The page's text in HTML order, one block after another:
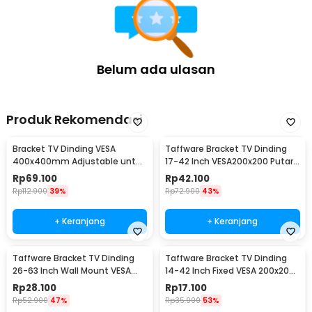
Belum ada ulasan
Produk Rekomendasi
Bracket TV Dinding VESA
400x400mm Adjustable untuk
TV LED 26-63 Inch - KT02
Rp69.100
Rp112.900 39%
+ Keranjang
Taffware Bracket TV Dinding
17-42 Inch VESA200x200 Putar
90 Tilt 15 - X-200
Rp42.100
Rp72.900 43%
+ Keranjang
Taffware Bracket TV Dinding
26-63 Inch Wall Mount VESA
400x400 - B41
Rp28.100
Rp52.900 47%
Taffware Bracket TV Dinding
14-42 Inch Fixed VESA 200x200
Beban 25kg - HD601
Rp17.100
Rp35.900 53%